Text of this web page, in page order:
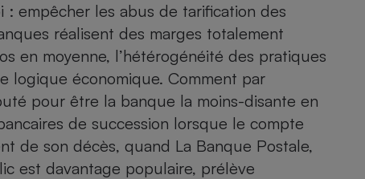
empêcher les abus de tarification des
réalisent des marges totalement
en moyenne, l’hétérogénéité des pratiques
logique économique. Comment par
pour être la banque la moins-disante en
de succession lorsque le compte
de son décès, quand La Banque Postale,
est davantage populaire, prélève
Four encastrable
Appareil photo
Électricité - Gaz